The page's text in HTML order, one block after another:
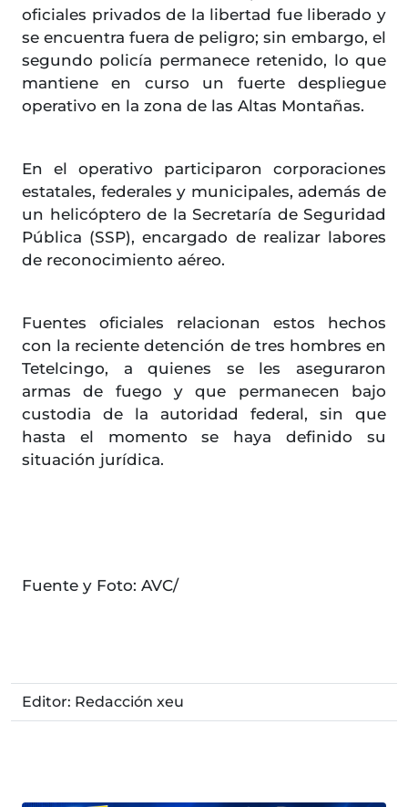
oficiales privados de la libertad fue liberado y
se encuentra fuera de peligro; sin embargo, el
segundo policía permanece retenido, lo que
mantiene en curso un fuerte despliegue
operativo en la zona de las Altas Montañas.
En el operativo participaron corporaciones
estatales, federales y municipales, además de
un helicóptero de la Secretaría de Seguridad
Pública (SSP), encargado de realizar labores
de reconocimiento aéreo.
Fuentes oficiales relacionan estos hechos
con la reciente detención de tres hombres en
Tetelcingo, a quienes se les aseguraron
armas de fuego y que permanecen bajo
custodia de la autoridad federal, sin que
hasta el momento se haya definido su
situación jurídica.
Fuente y Foto: AVC/
Editor: Redacción xeu